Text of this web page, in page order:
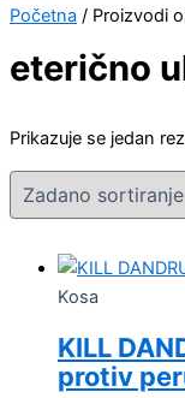
Početna / Proizvodi
eterično
Prikazuje se jedan
Kosa
KILL
protiv